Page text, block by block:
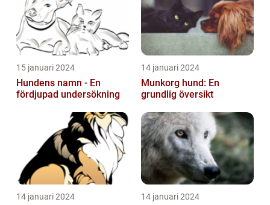
15 januari 2024
Hundens namn - En
fördjupad undersökning
14 januari 2024
Munkorg hund: En
grundlig översikt
14 januari 2024 14 januari 2024